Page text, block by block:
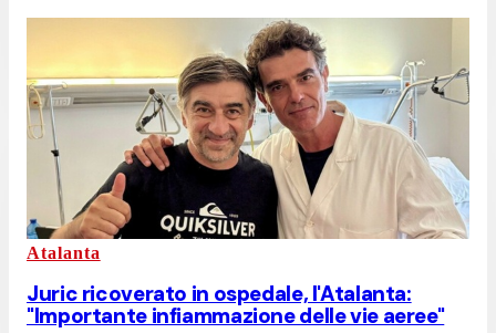
Atalanta
Juric ricoverato in ospedale, l'Atalanta:
"Importante infiammazione delle vie aeree"